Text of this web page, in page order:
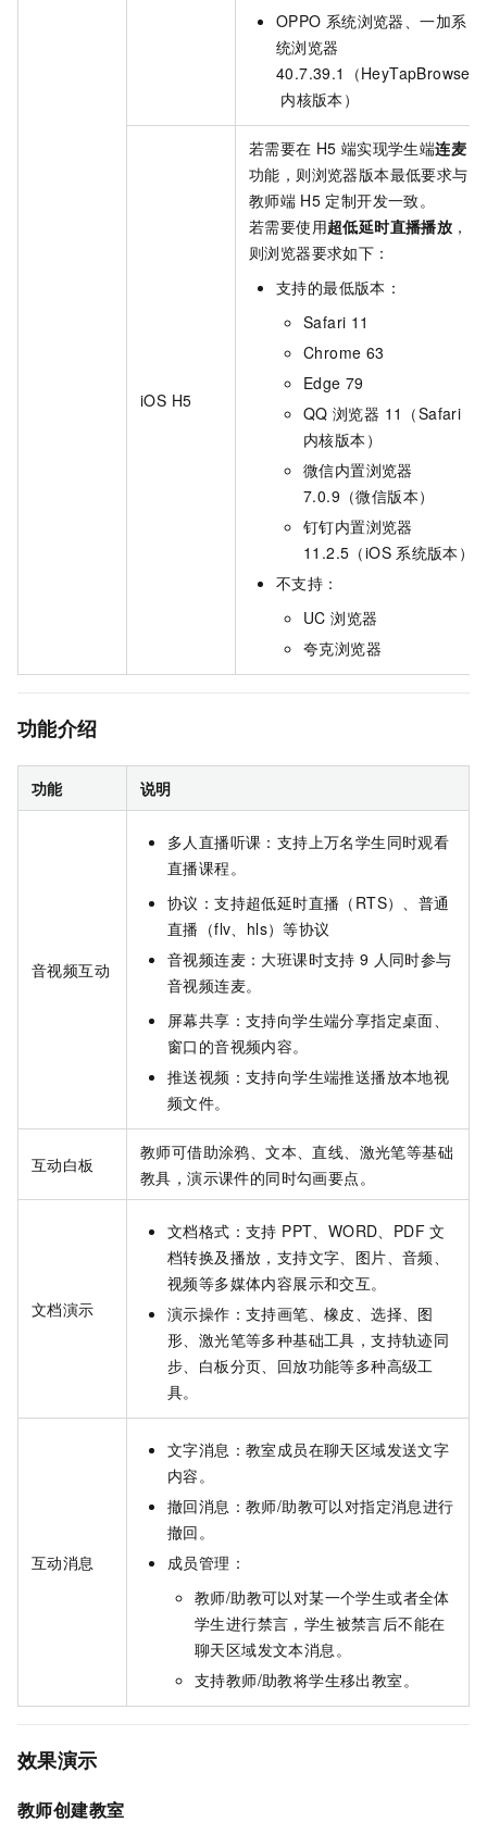
OPPO 系统浏览器、一加系
统浏览器
40.7.39.1（HeyTapBrowser
内核版本）
iOS H5
若需要在 H5 端实现学生端连麦
功能，则浏览器版本最低要求与
教师端 H5 定制开发一致。
若需要使用超低延时直播播放 ，
则浏览器要求如下：
支持的最低版本：
Safari 11
Chrome 63
Edge 79
QQ 浏览器 11（Safari
内核版本）
微信内置浏览器
7.0.9（微信版本）
钉钉内置浏览器
11.2.5（iOS 系统版本）
不支持：
UC 浏览器
夸克浏览器
功能介绍
功能 说明
音视频互动
多人直播听课：支持上万名学生同时观看
直播课程。
协议：支持超低延时直播（RTS）、普通
直播（flv、hls）等协议
音视频连麦：大班课时支持 9 人同时参与
音视频连麦。
屏幕共享：支持向学生端分享指定桌面、
窗口的音视频内容。
推送视频：支持向学生端推送播放本地视
频文件。
互动白板
教师可借助涂鸦、文本、直线、激光笔等基础
教具，演示课件的同时勾画要点。
文档演示
文档格式：支持 PPT、WORD、PDF 文
档转换及播放，支持文字、图片、音频、
视频等多媒体内容展示和交互。
演示操作：支持画笔、橡皮、选择、图
形、激光笔等多种基础工具，支持轨迹同
步、白板分页、回放功能等多种高级工
具。
互动消息
文字消息：教室成员在聊天区域发送文字
内容。
撤回消息：教师/助教可以对指定消息进行
撤回。
成员管理：
教师/助教可以对某一个学生或者全体
学生进行禁言，学生被禁言后不能在
聊天区域发文本消息。
支持教师/助教将学生移出教室。
效果演示
教师创建教室